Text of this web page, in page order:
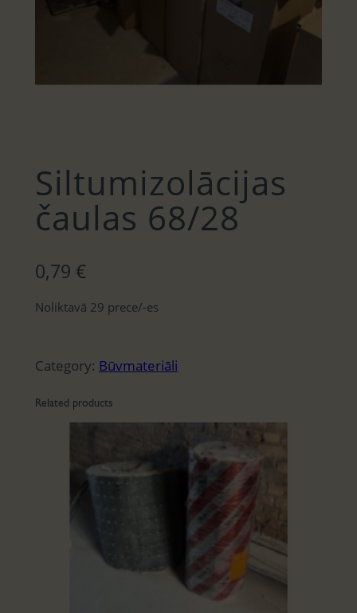
Siltumizolācijas
čaulas 68/28
0,79 €
Noliktavā 29 prece/-es
Category: Būvmateriāli
Related products